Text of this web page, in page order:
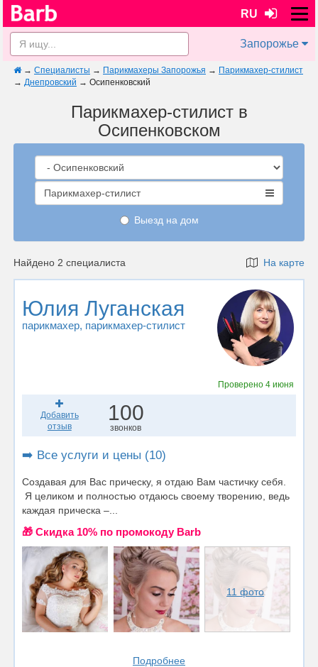
RU
Запорожье
→ Специалисты → Парикмахеры Запорожья → Парикмахер-стилист
→ Днепровский → Осипенковский
Парикмахер-стилист в
Осипенковском
Парикмахер-стилист
Выезд на дом
Найдено 2 специалиста На карте
Юлия Луганская
парикмахер, парикмахер-стилист
Проверено 4 июня
Добавить
отзыв
100
звонков
➡️ Все услуги и цены (10)
Создавая для Вас прическу, я отдаю Вам частичку себя.
Я целиком и полностью отдаюсь своему творению, ведь
каждая прическа –...
🎁 Cкидка 10% по промокоду Barb
11 фото
Подробнее